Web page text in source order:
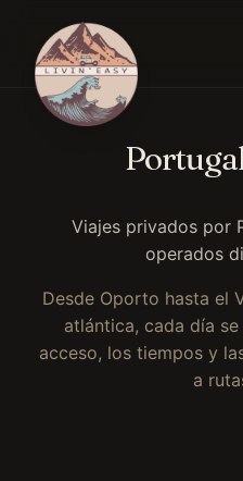
Viajes privados por
operados
Desde Oporto hasta el
atlántica, cada día
acceso, los tiempos y
a